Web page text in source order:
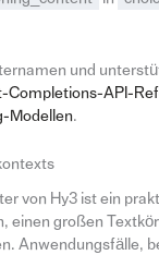
und
Completions-API-
Modellen.
von Hy3 ist ein
einen großen
Anwendungsfälle,